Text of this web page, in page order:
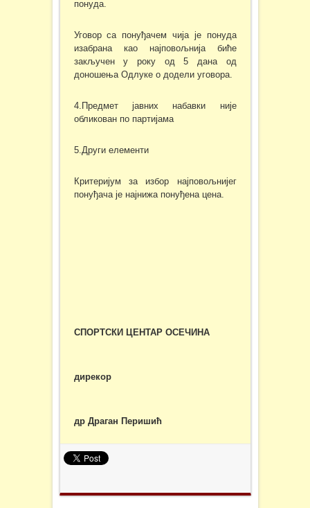
понуда.
Уговор са понуђачем чија је понуда
изабрана као најповољнија биће
закључен у року од 5 дана од
доношења Одлуке о додели уговора.
4.Предмет јавних набавки није
обликован по партијама
5.Други елементи
Критеријум за избор најповољнијег
понуђача је најнижа понуђена цена.
СПОРТСКИ ЦЕНТАР ОСЕЧИНА
дирекор
др Драган Перишић